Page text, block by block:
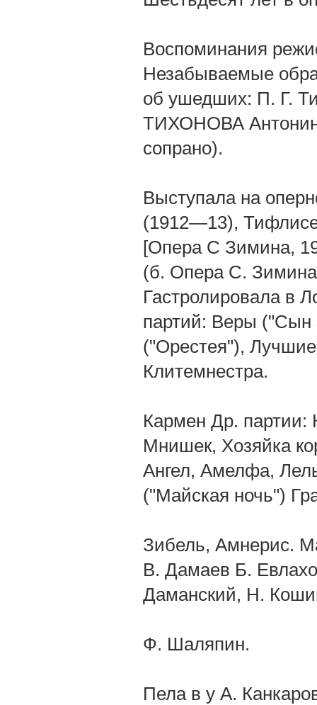
Воспоминания
Незабываемые
об ушедших: П. Г.
ТИХОНОВА
сопрано).
Выступала на
(1912—13),
[Опера С Зимина,
(б. Опера С.
Гастролировала в
партий: Веры
("Орестея"),
Клитемнестра.
Кармен Др. партии:
Мнишек, Хозяйка
Ангел, Амелфа,
("Майская ночь")
Зибель, Амнерис.
В. Дамаев Б.
Даманский, Н.
Ф. Шаляпин.
Пела в у А.